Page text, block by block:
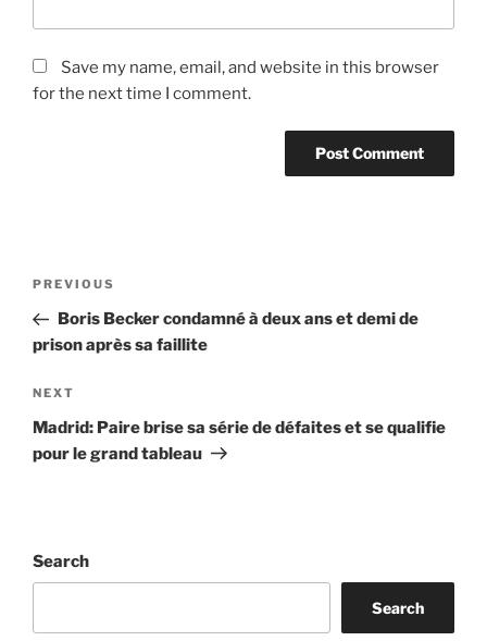
Save my name, email, and website in this browser
for the next time I comment.
Previous
Post
PREVIOUS
Boris Becker condamné à deux ans et demi de
prison après sa faillite
Next
Post
NEXT
Madrid: Paire brise sa série de défaites et se qualifie
pour le grand tableau
Search
Search